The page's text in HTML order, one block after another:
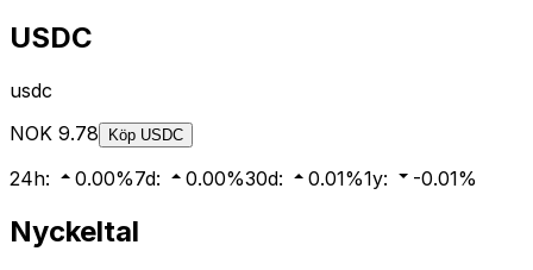
USDC
usdc
NOK 9.78 Köp USDC
24h: 0.00%7d: 0.00%30d: 0.01%1y: -0.01%
Nyckeltal